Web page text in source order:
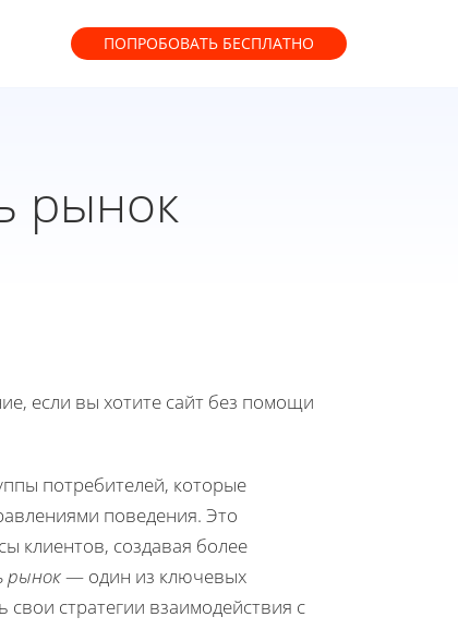
ПОПРОБОВАТЬ БЕСПЛАТНО
рынок
если вы хотите сайт без помощи
потребителей, которые
поведения. Это
клиентов, создавая более
рынок— один из ключевых
стратегии взаимодействия с